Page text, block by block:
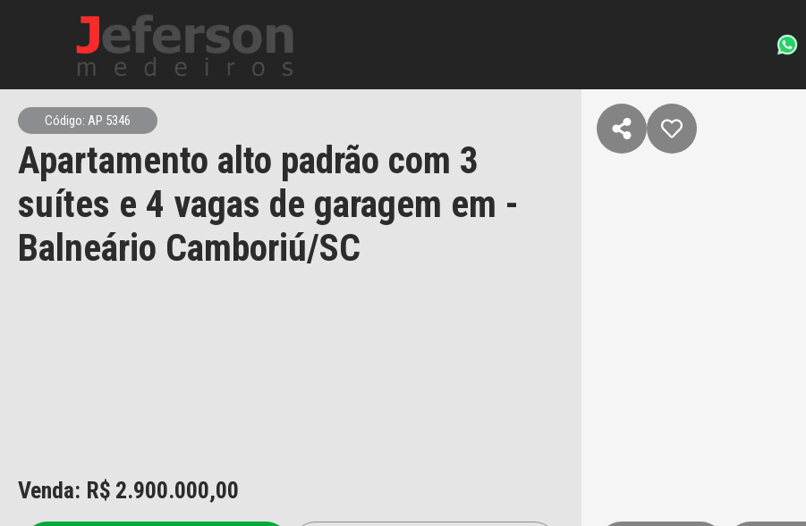
Código: AP 5346
Apartamento alto padrão com 3
suítes e 4 vagas de garagem em -
Balneário Camboriú/SC
Venda: R$ 2.900.000,00